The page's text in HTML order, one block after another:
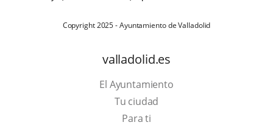
Copyright 2025 - Ayuntamiento de Valladolid
valladolid.es
El Ayuntamiento
Tu ciudad
Para ti